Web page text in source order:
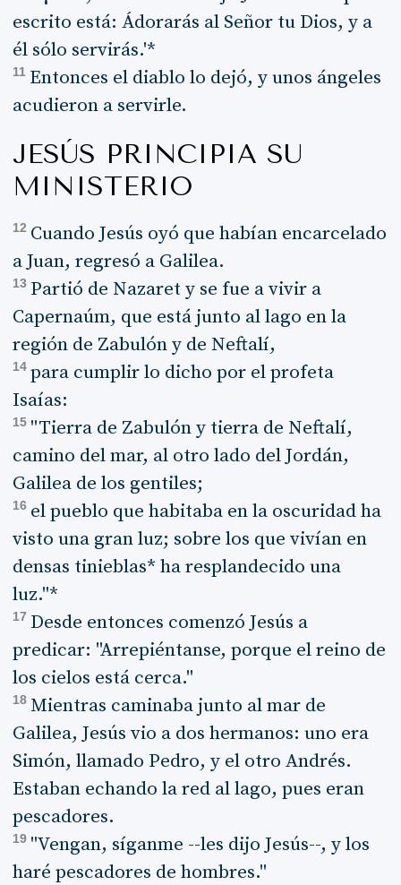
escrito está: Ádorarás al Señor tu Dios, y a
él sólo servirás.'*
11 Entonces el diablo lo dejó, y unos ángeles
acudieron a servirle.
JESÚS PRINCIPIA SU
MINISTERIO
12 Cuando Jesús oyó que habían encarcelado
a Juan, regresó a Galilea.
13 Partió de Nazaret y se fue a vivir a
Capernaúm, que está junto al lago en la
región de Zabulón y de Neftalí,
14 para cumplir lo dicho por el profeta
Isaías:
15 "Tierra de Zabulón y tierra de Neftalí,
camino del mar, al otro lado del Jordán,
Galilea de los gentiles;
16 el pueblo que habitaba en la oscuridad ha
visto una gran luz; sobre los que vivían en
densas tinieblas* ha resplandecido una
luz."*
17 Desde entonces comenzó Jesús a
predicar: "Arrepiéntanse, porque el reino de
los cielos está cerca."
18 Mientras caminaba junto al mar de
Galilea, Jesús vio a dos hermanos: uno era
Simón, llamado Pedro, y el otro Andrés.
Estaban echando la red al lago, pues eran
pescadores.
19 "Vengan, síganme --les dijo Jesús--, y los
haré pescadores de hombres."